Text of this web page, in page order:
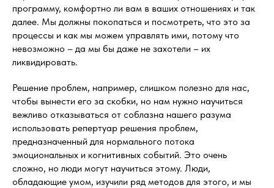
программу, комфортно ли вам в ваших отношениях и так
далее. Мы должны покопаться и посмотреть, что это за
процессы и как мы можем управлять ими, потому что
невозможно – да мы бы даже не захотели – их
ликвидировать.
Решение проблем, например, слишком полезно для нас,
чтобы вынести его за скобки, но нам нужно научиться
вежливо отказываться от соблазна нашего разума
использовать репертуар решения проблем,
предназначенный для нормального потока
эмоциональных и когнитивных событий. Это очень
сложно, но люди могут научиться этому. Люди,
обладающие умом, изучили ряд методов для этого, и мы